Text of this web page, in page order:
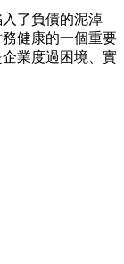
了負債的泥淖
健康的一個重要
業度過困境、實